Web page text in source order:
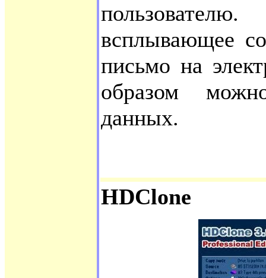
всплывающее
письмо на
образом
данных.
HDClone